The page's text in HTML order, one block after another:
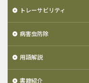
トレーサビリティ
病害虫防除
用語解説
書籍紹介